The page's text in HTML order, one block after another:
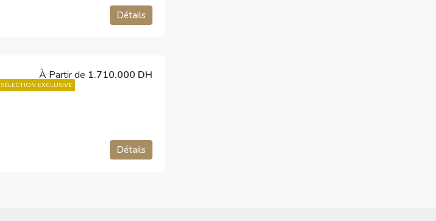
Détails
SÉLECTION EXCLUSIVE
À Partir de 1.710.000 DH
Détails